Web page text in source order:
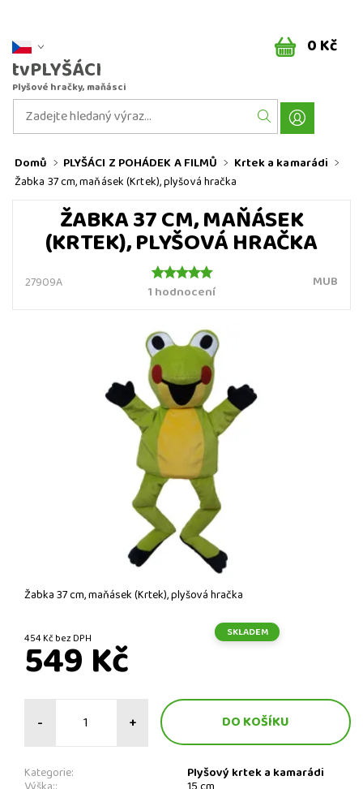
tvPLYŠÁCI
Plyšové hračky, maňásci
0 Kč
Domů PLYŠÁCI Z POHÁDEK A FILMŮ Krtek a kamarádi
Žabka 37 cm, maňásek (Krtek), plyšová hračka
ŽABKA 37 CM, MAŇÁSEK
(KRTEK), PLYŠOVÁ HRAČKA
27909A 1 hodnocení
MUB
Žabka 37 cm, maňásek (Krtek), plyšová hračka
454 Kč bez DPH SKLADEM
549 Kč
- +
Kategorie: Plyšový krtek a kamarádi